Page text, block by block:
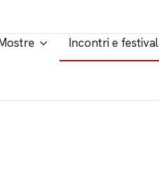
Incontri e festival